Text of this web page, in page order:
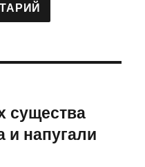
существа
и напугали